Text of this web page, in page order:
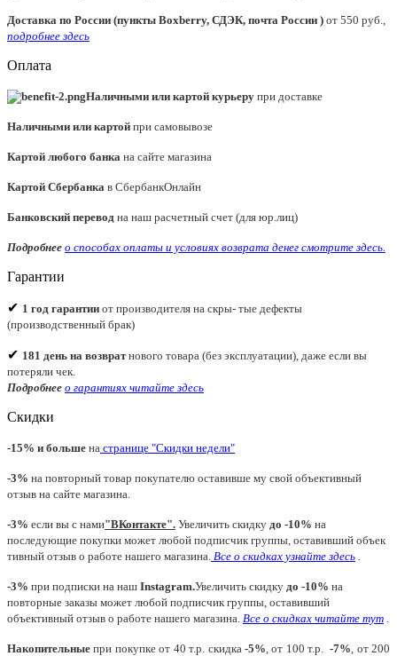
Доставка по России (пункты Boxberry, СДЭК, почта России ) от 550 руб.,
подробнее здесь
Оплата
Наличными или картой курьеру при доставке
Наличными или картой при самовывозе
Картой любого банка на сайте магазина
Картой Сбербанка в СбербанкОнлайн
Банковский перевод на наш расчетный счет (для юр.лиц)
Подробнее о способах оплаты и условиях возврата денег смотрите здесь.
Гарантии
✔ 1 год гарантии от производителя на скры- тые дефекты
(производственный брак)
✔ 181 день на возвратнового товара (без эксплуатации), даже если вы
потеряли чек.
Подробнее о гарантиях читайте здесь
Скидки
-15% и больше на странице "Скидки недели"
-3% на повторный товар покупателю оставивше му свой объективный
отзыв на сайте магазина.
-3% если вы с нами"ВКонтакте". Увеличить скидку до -10% на
последующие покупки может любой подписчик группы, оставивший объек
тивный отзыв о работе нашего магазина. Все о скидках узнайте здесь
-3% при подписки на наш Instagram.Увеличить скидку до -10% на
повторные заказы может любой подписчик группы, оставивший
объективный отзыв о работе нашего магазина. Все о скидках читайте тут
Накопительные при покупке от 40 т.р. скидка -5% , от 100 т.р.-7% , от 200